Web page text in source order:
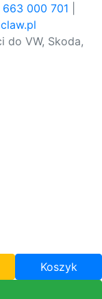
000 701
do VW, Skoda,
Koszyk